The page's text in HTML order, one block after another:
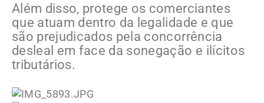
Além disso, protege os comerciantes
que atuam dentro da legalidade e que
são prejudicados pela concorrência
desleal em face da sonegação e ilícitos
tributários.